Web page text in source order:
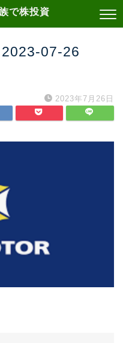
で株投資
07-26
2023年7月26日